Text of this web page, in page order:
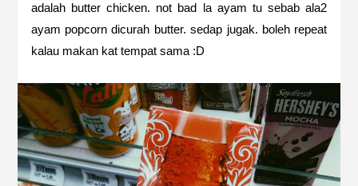
adalah butter chicken. not bad la ayam tu sebab ala2
ayam popcorn dicurah butter. sedap jugak. boleh repeat
kalau makan kat tempat sama :D